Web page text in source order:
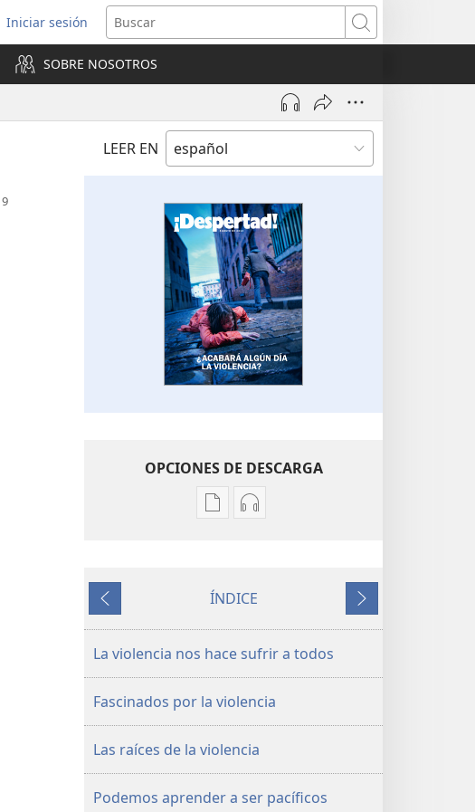
Iniciar sesión
(abre
una
nueva
ventana)
Buscar
SOBRE NOSOTROS
LEER EN
OPCIONES DE DESCARGA
Opciones
publicaciones
Agosto
de 2012
Opciones
audio
Agosto
de 2012
Anterior
ÍNDICE
Siguiente
La violencia nos hace sufrir a todos
Fascinados por la violencia
Las raíces de la violencia
Podemos aprender a ser pacíficos